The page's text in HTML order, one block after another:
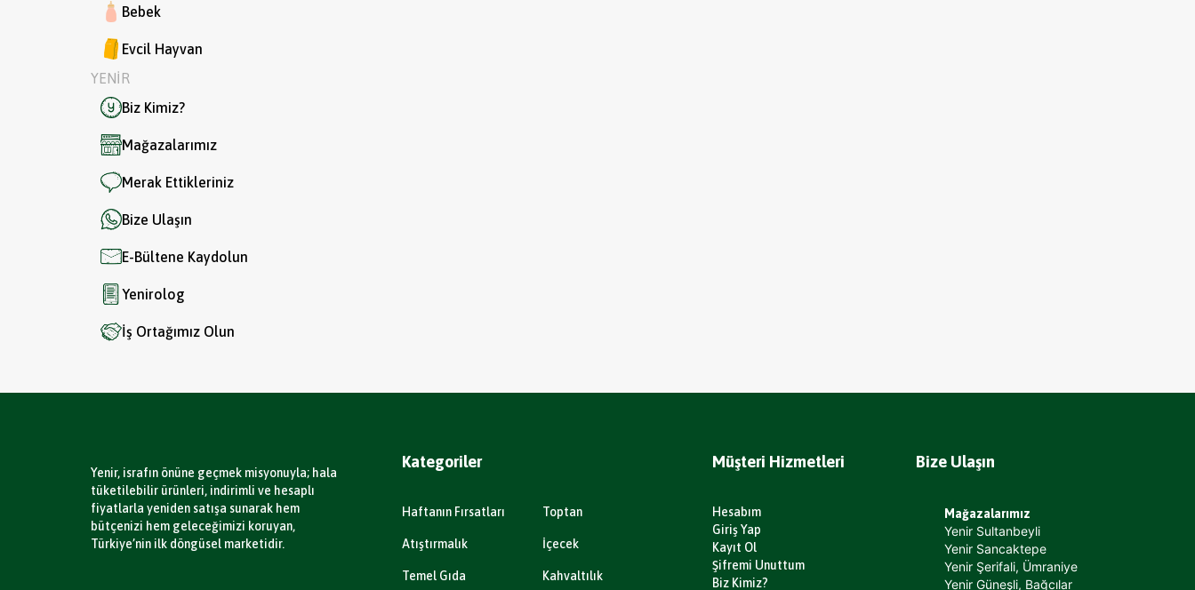
Bebek
Evcil Hayvan
YENİR
Biz Kimiz?
Mağazalarımız
Merak Ettikleriniz
Bize Ulaşın
E-Bültene Kaydolun
Yenirolog
İş Ortağımız Olun
Yenir, israfın önüne geçmek misyonuyla; hala
tüketilebilir ürünleri, indirimli ve hesaplı
fiyatlarla yeniden satışa sunarak hem
bütçenizi hem geleceğimizi koruyan,
Türkiye’nin ilk döngüsel marketidir.
Kategoriler
Haftanın Fırsatları Toptan
Atıştırmalık İçecek
Temel Gıda Kahvaltılık
Müşteri Hizmetleri
Hesabım
Giriş Yap
Kayıt Ol
Şifremi Unuttum
Biz Kimiz?
Bize Ulaşın
Mağazalarımız
Yenir Sultanbeyli
Yenir Sancaktepe
Yenir Şerifali, Ümraniye
Yenir Güneşli, Bağcılar